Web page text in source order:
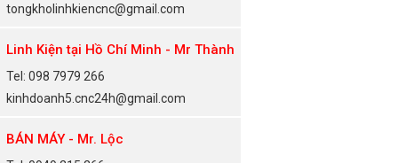
tongkholinhkiencnc@gmail.com
Linh Kiện tại Hồ Chí Minh - Mr Thành
Tel: 098 7979 266
kinhdoanh5.cnc24h@gmail.com
BÁN MÁY - Mr. Lộc